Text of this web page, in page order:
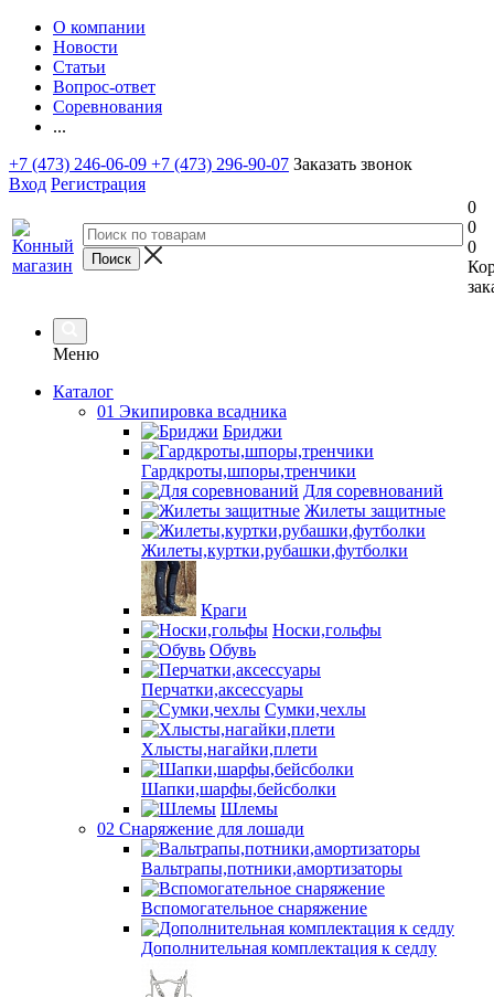
О компании
Новости
Статьи
Вопрос-ответ
Соревнования
...
+7 (473) 246-06-09 +7 (473) 296-90-07 Заказать звонок
Вход Регистрация
0
0
0
Меню
Каталог
01 Экипировка всадника
Бриджи
Гардкроты,шпоры,тренчики
Для соревнований
Жилеты защитные
Жилеты,куртки,рубашки,футболки
Краги
Носки,гольфы
Обувь
Перчатки,аксессуары
Сумки,чехлы
Хлысты,нагайки,плети
Шапки,шарфы,бейсболки
Шлемы
02 Снаряжение для лошади
Вальтрапы,потники,амортизаторы
Вспомогательное снаряжение
Дополнительная комплектация к седлу